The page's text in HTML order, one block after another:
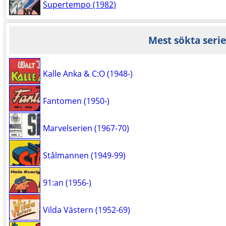
Supertempo (1982)
Mest sökta
Kalle Anka & C:O (1948-)
Fantomen (1950-)
Marvelserien (1967-70)
Stålmannen (1949-99)
91:an (1956-)
Vilda Västern (1952-69)